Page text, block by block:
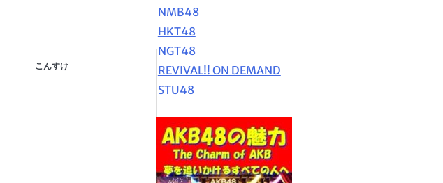
こんすけ
NMB48
HKT48
NGT48
REVIVAL!! ON DEMAND
STU48